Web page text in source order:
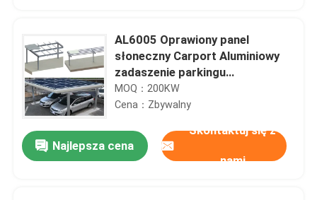
AL6005 Oprawiony panel
słoneczny Carport Aluminiowy
zadaszenie parkingu
mieszkalnego
MOQ：200KW
Cena：Zbywalny
Najlepsza cena
Skontaktuj się z
nami